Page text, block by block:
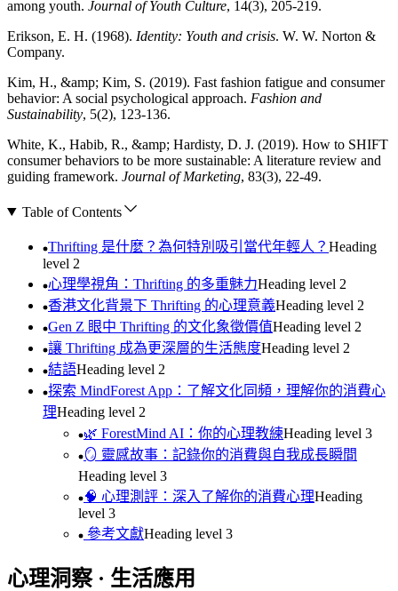
among youth. Journal of Youth Culture, 14(3), 205-219.
Erikson, E. H. (1968). Identity: Youth and crisis. W. W. Norton &
Company.
Kim, H., &amp; Kim, S. (2019). Fast fashion fatigue and consumer
behavior: A social psychological approach. Fashion and
Sustainability, 5(2), 123-136.
White, K., Habib, R., &amp; Hardisty, D. J. (2019). How to SHIFT
consumer behaviors to be more sustainable: A literature review and
guiding framework. Journal of Marketing, 83(3), 22-49.
Table of Contents
Thrifting 是什麼？為何特別吸引當代年輕人？ Heading
level 2
心理學視角：Thrifting 的多重魅力Heading level 2
香港文化背景下 Thrifting 的心理意義Heading level 2
Gen Z 眼中 Thrifting 的文化象徵價值Heading level 2
讓 Thrifting 成為更深層的生活態度Heading level 2
結語Heading level 2
探索 MindForest App：了解文化同頻，理解你的消費心
理Heading level 2
🌿 ForestMind AI：你的心理教練Heading level 3
🪞 靈感故事：記錄你的消費與自我成長瞬間
Heading level 3
🧠 心理測評：深入了解你的消費心理Heading
level 3
‍ 參考文獻Heading level 3
心理洞察 · 生活應用